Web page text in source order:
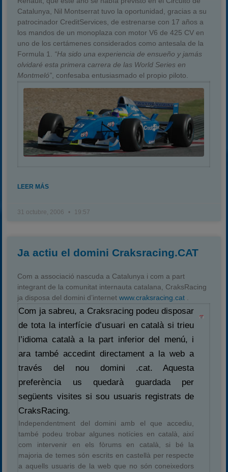
Catalunya, Nil Montserrat tuvo la oportunidad, gracias a su
patrocinador CreditServices, de estrenarse con 17 años a
los mandos de un monoplaza con motor V6 de 425 CV en
uno de los certámenes considerados como antesala de la
Formula 1. “Ha sido una experiencia de ensueño y jamás
olvidaré esta primera carrera de las World Series en
Montmeló” , confesaba entusiasmado el propio piloto.
LEER MÁS
31 octubre, 2006 19:57
Ja actiu el domini Craksracing.CAT
Com a associació nascuda a Catalunya i com a part
integrant de la comunitat internauta catalana, CraksRacing
ja disposa del domini d’internetwww.craksracing.cat
Com ja sabreu, a Craksracing podeu disposar
de tota la interfície d’usuari en català si trieu
l’idioma català a la part inferior del menú, i
ara també accedint directament a la web a
través del nou domini .cat. Aquesta
preferència us quedarà guardada per
següents visites si sou usuaris registrats de
CraksRacing.
Independentment del domini amb el que accediu,
també podeu trobar algunes notícies en català, així
com intervenir en els fòrums en català, si bé la
majoria de temes són escrits en castellà per respecte
a aquells usuaris de la web que no són coneixedors